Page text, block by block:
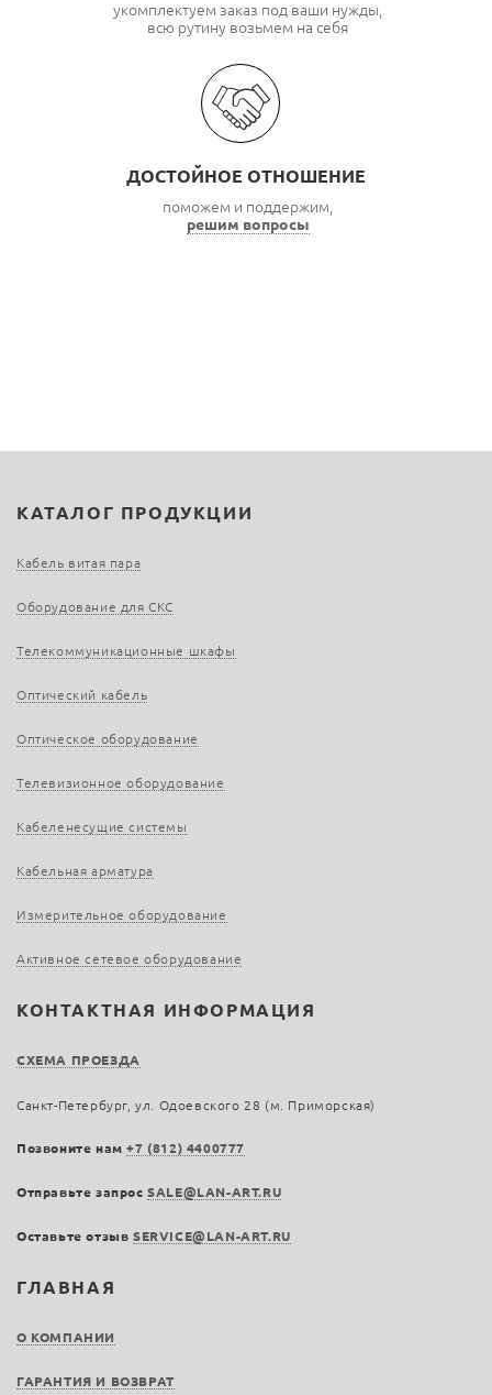
укомплектуем заказ под ваши нужды,
всю рутину возьмем на себя
ДОСТОЙНОЕ ОТНОШЕНИЕ
поможем и поддержим,
решим вопросы
ГЛАВНАЯ
О КОМПАНИИ
ГАРАНТИЯ И ВОЗВРАТ
КАТАЛОГ ПРОДУКЦИИ
Кабель витая пара
Оборудование для СКС
Телекоммуникационные шкафы
Оптический кабель
Оптическое оборудование
Телевизионное оборудование
Кабеленесущие системы
Кабельная арматура
Измерительное оборудование
Активное сетевое оборудование
КОНТАКТНАЯ ИНФОРМАЦИЯ
СХЕМА ПРОЕЗДА
Санкт-Петербург, ул. Одоевского 28 (м. Приморская)
Позвоните нам+7 (812) 4400777
Отправьте запросSALE@LAN-ART.RU
Оставьте отзыв SERVICE@LAN-ART.RU